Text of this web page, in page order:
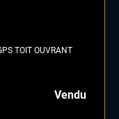
TOIT OUVRANT
Vendu